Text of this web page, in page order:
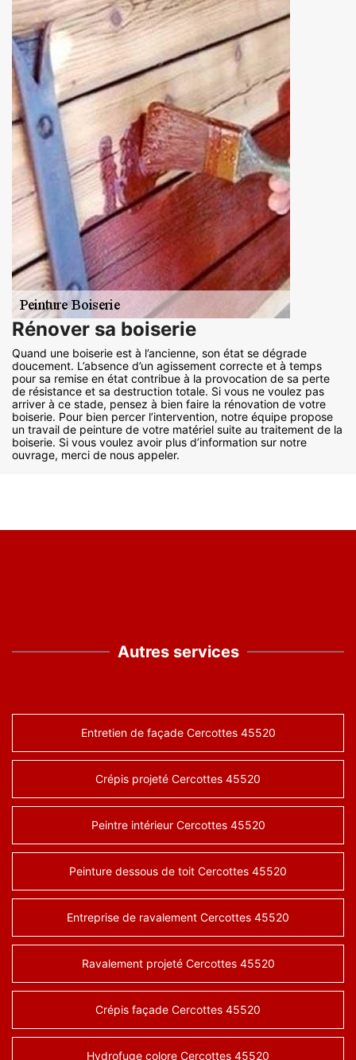
Rénover sa boiserie
Quand une boiserie est à l’ancienne, son état se dégrade
doucement. L’absence d’un agissement correcte et à temps
pour sa remise en état contribue à la provocation de sa perte
de résistance et sa destruction totale. Si vous ne voulez pas
arriver à ce stade, pensez à bien faire la rénovation de votre
boiserie. Pour bien percer l’intervention, notre équipe propose
un travail de peinture de votre matériel suite au traitement de la
boiserie. Si vous voulez avoir plus d’information sur notre
ouvrage, merci de nous appeler.
Autres services
Entretien de façade Cercottes 45520
Crépis projeté Cercottes 45520
Peintre intérieur Cercottes 45520
Peinture dessous de toit Cercottes 45520
Entreprise de ravalement Cercottes 45520
Ravalement projeté Cercottes 45520
Crépis façade Cercottes 45520
Hydrofuge colore Cercottes 45520